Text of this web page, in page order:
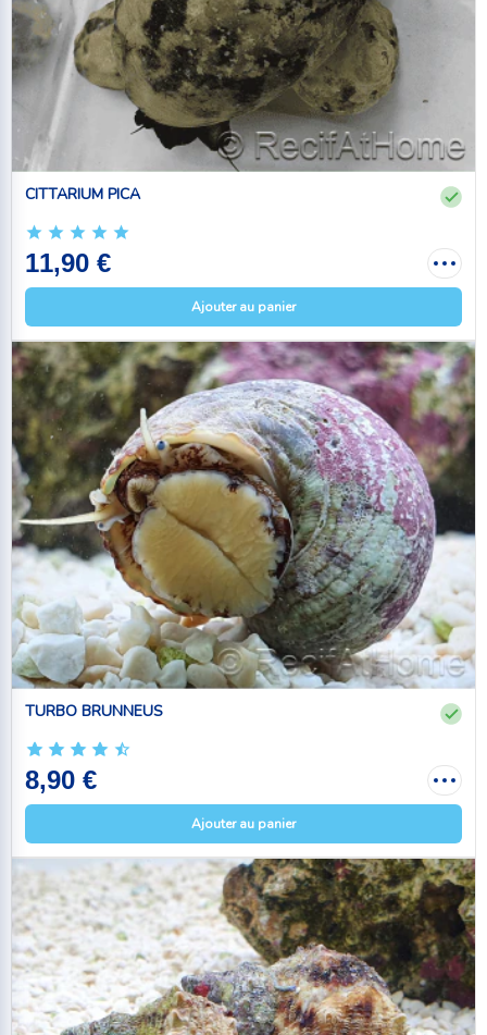
CITTARIUM PICA
11,90 €
Ajouter au panier
TURBO BRUNNEUS
8,90 €
Ajouter au panier